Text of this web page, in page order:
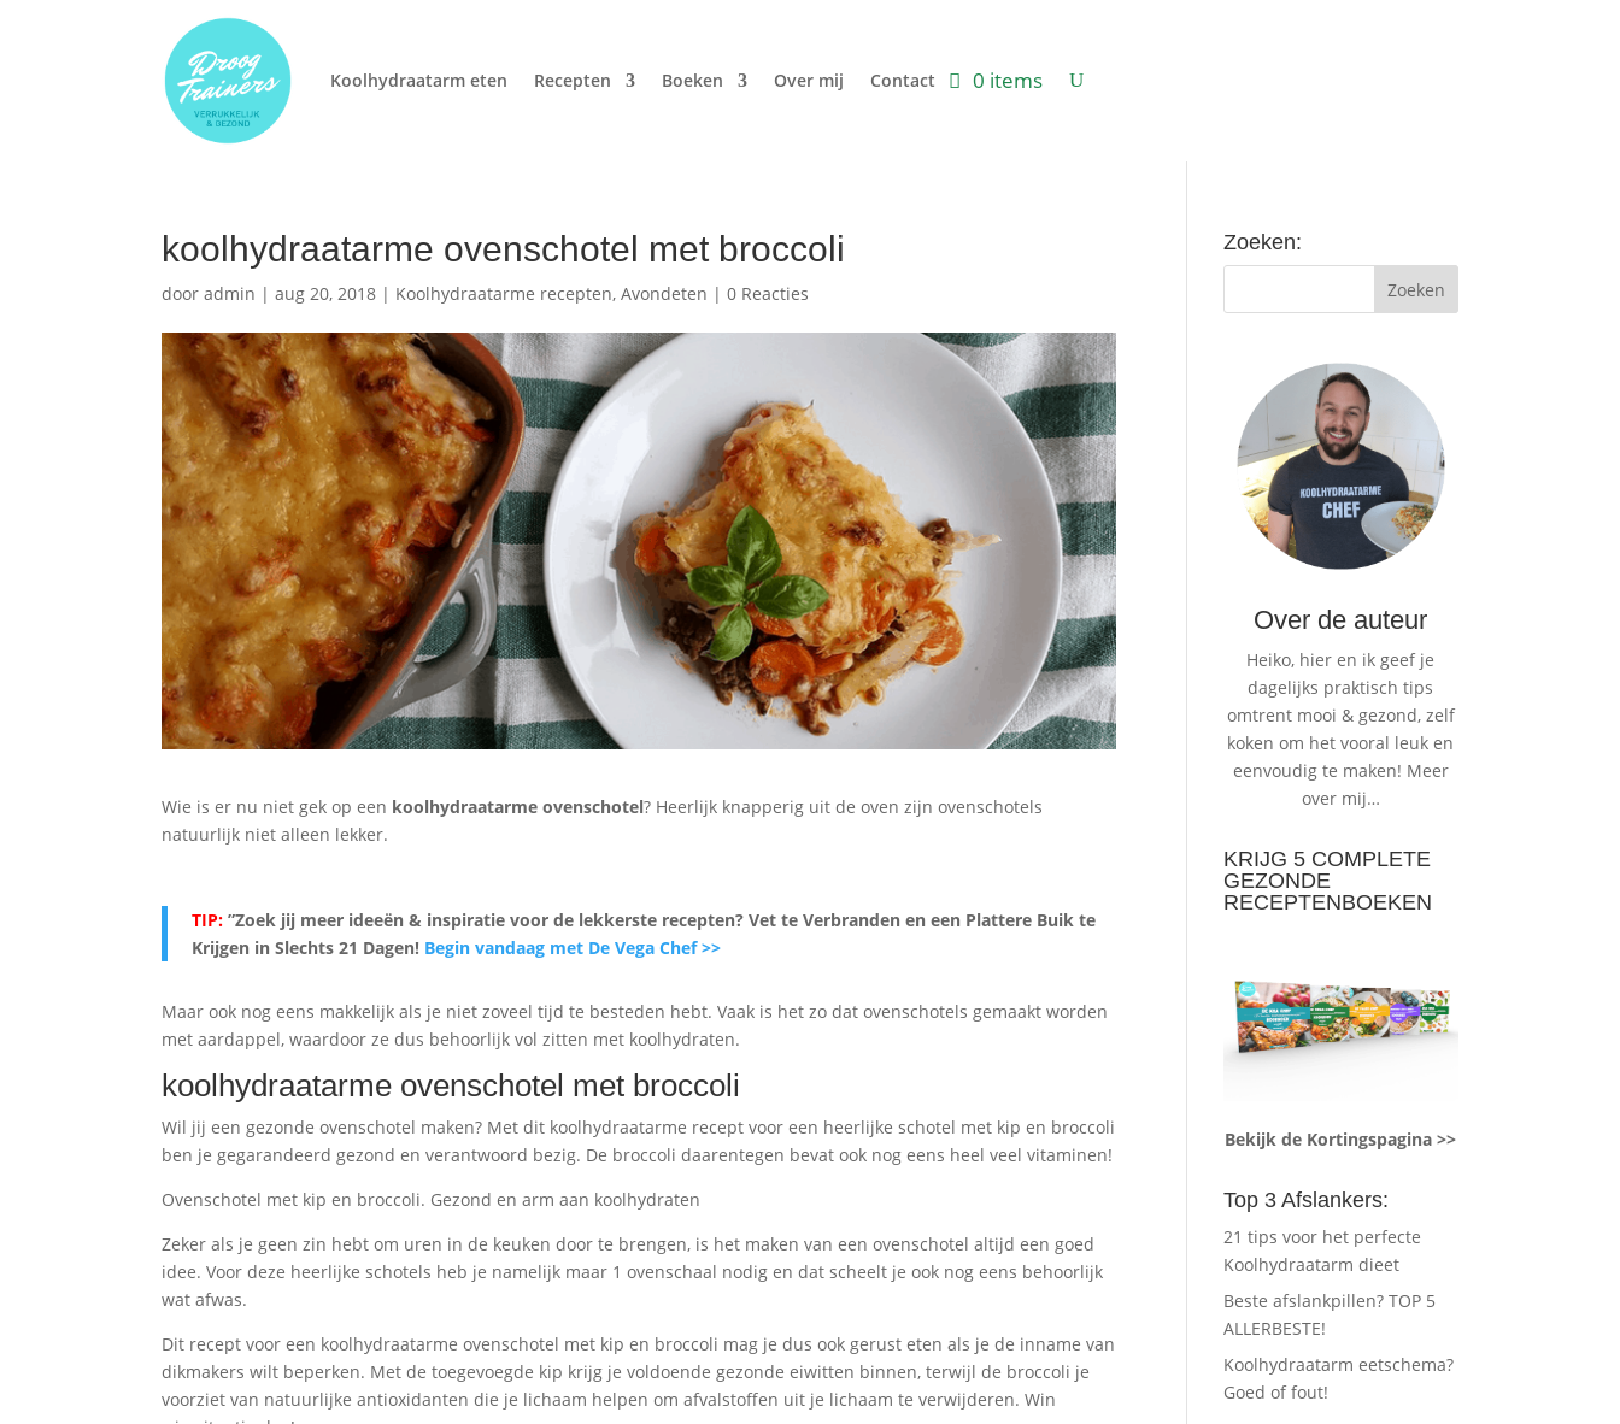
Koolhydraatarm eten Recepten Boeken Over mij Contact 0 items
koolhydraatarme ovenschotel met broccoli
dooradmin |aug 20, 2018 | Koolhydraatarme recepten,Avondeten |0 Reacties
Wie is er nu niet gek op een koolhydraatarme ovenschotel? Heerlijk knapperig uit de oven zijn ovenschotels
natuurlijk niet alleen lekker.
TIP: ”Zoek jij meer ideeën & inspiratie voor de lekkerste recepten? Vet te Verbranden en een Plattere Buik te
Krijgen in Slechts 21 Dagen! Begin vandaag met De Vega Chef >>
Maar ook nog eens makkelijk als je niet zoveel tijd te besteden hebt. Vaak is het zo dat ovenschotels gemaakt worden
met aardappel, waardoor ze dus behoorlijk vol zitten met koolhydraten.
koolhydraatarme ovenschotel met broccoli
Wil jij een gezonde ovenschotel maken? Met dit koolhydraatarme recept voor een heerlijke schotel met kip en broccoli
ben je gegarandeerd gezond en verantwoord bezig. De broccoli daarentegen bevat ook nog eens heel veel vitaminen!
Ovenschotel met kip en broccoli. Gezond en arm aan koolhydraten
Zeker als je geen zin hebt om uren in de keuken door te brengen, is het maken van een ovenschotel altijd een goed
idee. Voor deze heerlijke schotels heb je namelijk maar 1 ovenschaal nodig en dat scheelt je ook nog eens behoorlijk
wat afwas.
Dit recept voor een koolhydraatarme ovenschotel met kip en broccoli mag je dus ook gerust eten als je de inname van
dikmakers wilt beperken. Met de toegevoegde kip krijg je voldoende gezonde eiwitten binnen, terwijl de broccoli je
voorziet van natuurlijke antioxidanten die je lichaam helpen om afvalstoffen uit je lichaam te verwijderen. Win
Zoeken:
Over de auteur
Heiko, hier en ik geef je
dagelijks praktisch tips
omtrent mooi & gezond, zelf
koken om het vooral leuk en
eenvoudig te maken! Meer
over mij…
KRIJG 5 COMPLETE
GEZONDE
RECEPTENBOEKEN
Bekijk de Kortingspagina >>
Top 3 Afslankers:
21 tips voor het perfecte
Koolhydraatarm dieet
Beste afslankpillen? TOP 5
ALLERBESTE!
Koolhydraatarm eetschema?
Goed of fout!